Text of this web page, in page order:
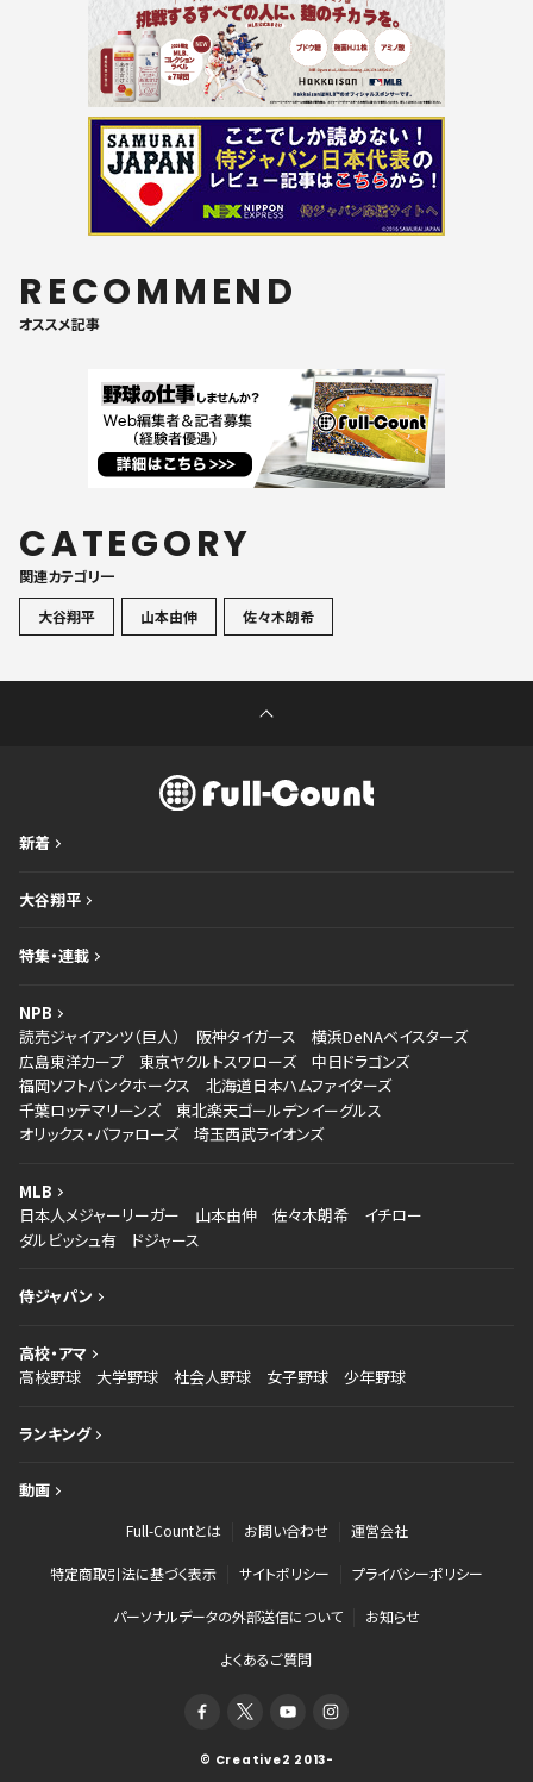
RECOMMEND
オススメ記事
CATEGORY
関連カテゴリ一
大谷翔平
山本由伸 佐々木朗希
新着
大谷翔平
特集・連載
NPB
読売ジャイアンツ（巨人）
阪神タイガース
横浜DeNAベイスターズ
広島東洋カープ
東京ヤクルトスワローズ
中日ドラゴンズ
福岡ソフトバンクホークス
北海道日本ハムファイターズ
千葉ロッテマリーンズ
東北楽天ゴールデンイーグルス
オリックス・バファローズ
埼玉西武ライオンズ
MLB
日本人メジャーリーガー
山本由伸 佐々木朗希
イチロー
ダルビッシュ有
ドジャース
侍ジャパン
高校・アマ
高校野球
大学野球 社会人野球 女子野球 少年野球
ランキング
動画
Full-Countとは お問い合わせ 運営会社
特定商取引法に基づく表示 サイトポリシー プライバシーポリシー
パーソナルデータの外部送信について お知らせ
よくあるご質問
© Creative2 2013-